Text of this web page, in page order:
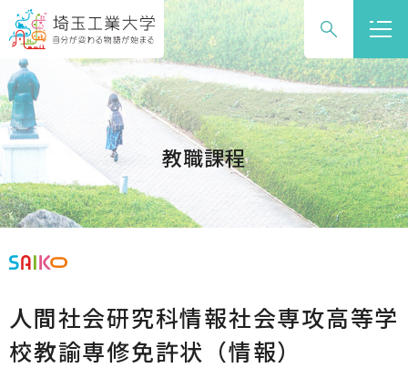
ロ
バ
ル
ナ
ゲ
ー
ョ
へ
文
ー
ル
ナ
ビ
ー
シ
ン
ッ
ー
へ
教職課程
人間社会研究科情報社会専攻高等学
校教諭専修免許状（情報）